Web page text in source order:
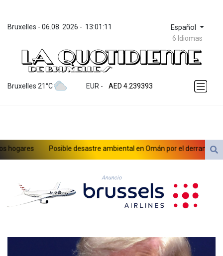
Bruxelles - 06.08. 2026 - 13:01:11 Español
6 Idiomas
Bruxelles 21°C EUR -
ZWL 371.703852
AED 4.239393
AFN 76.187455
ARS 1727.213601
AUD 1.639217
AZN 1.99717
BAM 1.953568
BBD 2.321548
BDT 142.677005
BMD 1.154361
BND 1.477992
Posible desastre ambiental en Omán por el derrame de un
Anuncio